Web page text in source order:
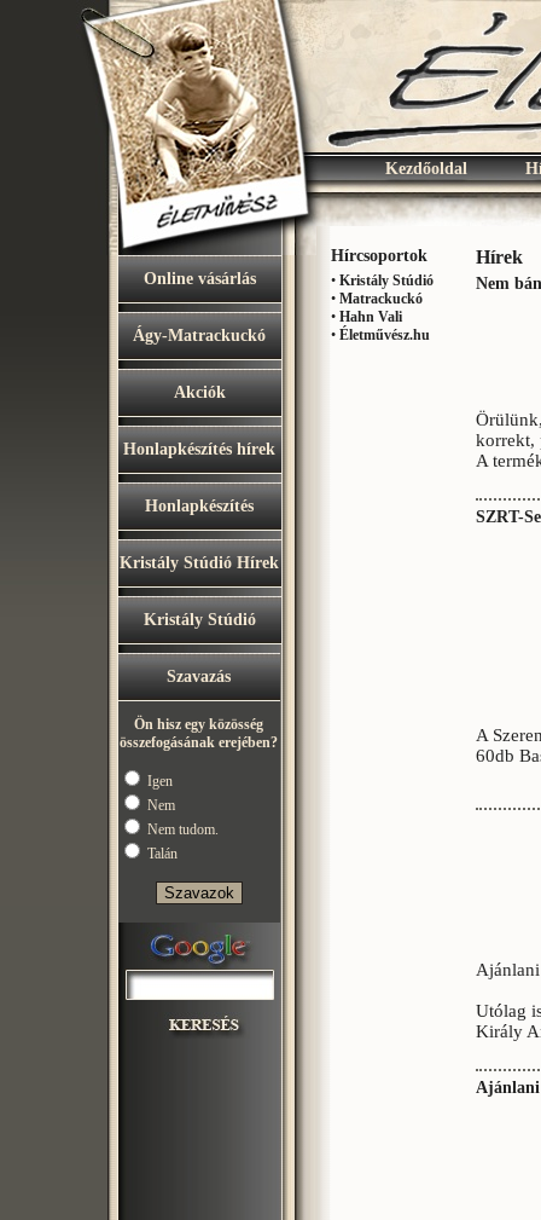
Kezdőoldal
Online vásárlás
Ágy-Matrackuckó
Akciók
Honlapkészítés hírek
Honlapkészítés
Kristály Stúdió Hírek
Kristály Stúdió
Szavazás
Ön hisz egy közösség
összefogásának erejében?
Igen
Nem
Nem tudom.
Talán
Hírcsoportok
• Kristály Stúdió
• Matrackuckó
• Hahn Vali
• Életművész.hu
Hírek
Nem
korrekt,
A
SZRT-
A
60db
Utólag
Király
Ajánlani